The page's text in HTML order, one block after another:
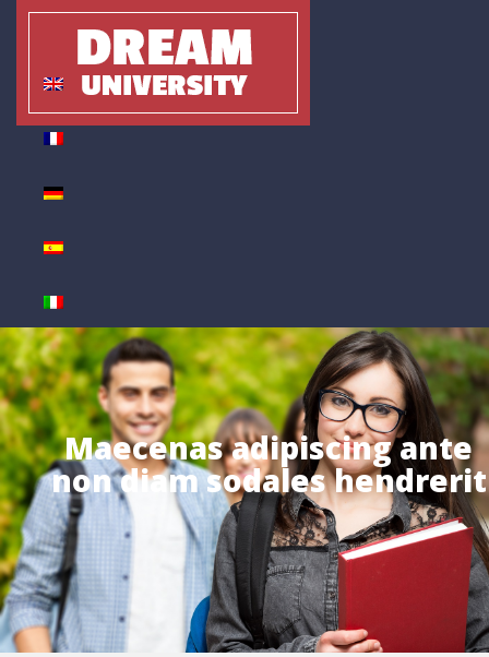
Maecenas adipiscing ante
non diam sodales hendrerit